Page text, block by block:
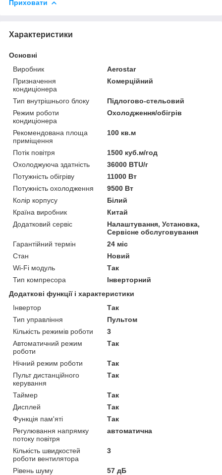
Приховати
Характеристики
Основні
Виробник
Aerostar
Призначення
кондиціонера
Комерційний
Тип внутрішнього блоку
Підлогово-стельовий
Режим роботи
кондиціонера
Охолодження/обігрів
Рекомендована площа
приміщення
100 кв.м
Потік повітря
1500 куб.м/год
Охолоджуюча здатність
36000 BTU/г
Потужність обігріву
11000 Вт
Потужність охолодження
9500 Вт
Колір корпусу
Білий
Країна виробник
Китай
Додатковий сервіс
Налаштування, Установка,
Сервісне обслуговування
Гарантійний термін
24 міс
Стан
Новий
Wi-Fi модуль
Так
Тип компресора
Інверторний
Додаткові функції і характеристики
Інвертор
Так
Тип управління
Пультом
Кількість режимів роботи
3
Автоматичний режим
роботи
Так
Нічний режим роботи
Так
Пульт дистанційного
керування
Так
Таймер
Так
Дисплей
Так
Функція пам'яті
Так
Регулювання напрямку
потоку повітря
автоматична
Кількість швидкостей
роботи вентилятора
3
Рівень шуму
57 дБ